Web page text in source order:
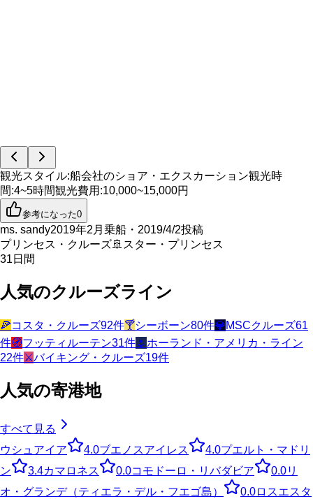
観光スタイル:船会社のショア・エクスカーション観光時
間:4~5時間観光費用 :10,000~15,000円
参考になった0
ms. sandy2019年2月乗船・2019/4/2投稿
プリンセス・クルーズ🚢スター・プリンセス
31日間
人気のクルーズライン
🍕コスタ・クルーズ92件🍸シーボーン80件💎MSCクルーズ61
件🧭フッティルーテン31件🌷 ホーランド・アメリカ・ライン
22件⚔️バイキング・クルーズ19件
人気の寄港地
すべて見る
ウシュアイア
4.0ブエノスアイレス 4.0プエルト・マドリ
ン
3.4カマロネス 0.0コモドーロ・リバダビア 0.0リ
オ・グランデ（ティエラ・デル・フエゴ島）
0.0ロスエスタ